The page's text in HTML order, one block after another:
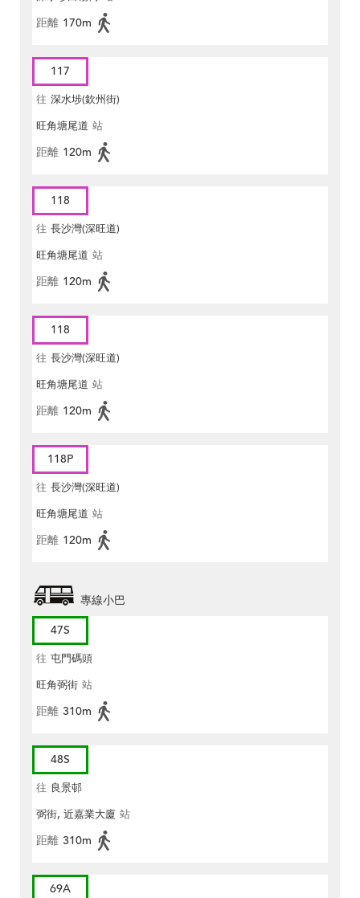
距離 170m
117
往 深水埗(欽州街)
旺角塘尾道 站
距離 120m
118
往 長沙灣(深旺道)
旺角塘尾道 站
距離 120m
118
往 長沙灣(深旺道)
旺角塘尾道 站
距離 120m
118P
往 長沙灣(深旺道)
旺角塘尾道 站
距離 120m
專線小巴
47S
往 屯門碼頭
旺角弼街 站
距離 310m
48S
往 良景邨
弼街, 近嘉業大廈 站
距離 310m
69A